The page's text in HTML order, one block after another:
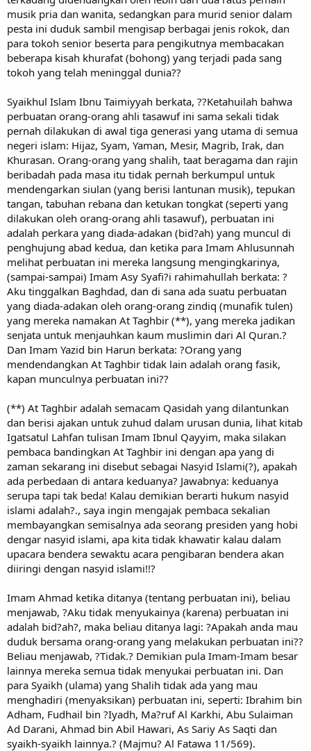
musik pria dan wanita, sedangkan para murid senior dalam
pesta ini duduk sambil mengisap berbagai jenis rokok, dan
para tokoh senior beserta para pengikutnya membacakan
beberapa kisah khurafat (bohong) yang terjadi pada sang
tokoh yang telah meninggal dunia??
Syaikhul Islam Ibnu Taimiyyah berkata, ??Ketahuilah bahwa
perbuatan orang-orang ahli tasawuf ini sama sekali tidak
pernah dilakukan di awal tiga generasi yang utama di semua
negeri islam: Hijaz, Syam, Yaman, Mesir, Magrib, Irak, dan
Khurasan. Orang-orang yang shalih, taat beragama dan rajin
beribadah pada masa itu tidak pernah berkumpul untuk
mendengarkan siulan (yang berisi lantunan musik), tepukan
tangan, tabuhan rebana dan ketukan tongkat (seperti yang
dilakukan oleh orang-orang ahli tasawuf), perbuatan ini
adalah perkara yang diada-adakan (bid?ah) yang muncul di
penghujung abad kedua, dan ketika para Imam Ahlusunnah
melihat perbuatan ini mereka langsung mengingkarinya,
(sampai-sampai) Imam Asy Syafi?i rahimahullah berkata: ?
Aku tinggalkan Baghdad, dan di sana ada suatu perbuatan
yang diada-adakan oleh orang-orang zindiq (munafik tulen)
yang mereka namakan At Taghbir (**), yang mereka jadikan
senjata untuk menjauhkan kaum muslimin dari Al Quran.?
Dan Imam Yazid bin Harun berkata: ?Orang yang
mendendangkan At Taghbir tidak lain adalah orang fasik,
kapan munculnya perbuatan ini??
(**) At Taghbir adalah semacam Qasidah yang dilantunkan
dan berisi ajakan untuk zuhud dalam urusan dunia, lihat kitab
Igatsatul Lahfan tulisan Imam Ibnul Qayyim, maka silakan
pembaca bandingkan At Taghbir ini dengan apa yang di
zaman sekarang ini disebut sebagai Nasyid Islami(?), apakah
ada perbedaan di antara keduanya? Jawabnya: keduanya
serupa tapi tak beda! Kalau demikian berarti hukum nasyid
islami adalah?., saya ingin mengajak pembaca sekalian
membayangkan semisalnya ada seorang presiden yang hobi
dengar nasyid islami, apa kita tidak khawatir kalau dalam
upacara bendera sewaktu acara pengibaran bendera akan
diiringi dengan nasyid islami!!?
Imam Ahmad ketika ditanya (tentang perbuatan ini), beliau
menjawab, ?Aku tidak menyukainya (karena) perbuatan ini
adalah bid?ah?, maka beliau ditanya lagi: ?Apakah anda mau
duduk bersama orang-orang yang melakukan perbuatan ini??
Beliau menjawab, ?Tidak.? Demikian pula Imam-Imam besar
lainnya mereka semua tidak menyukai perbuatan ini. Dan
para Syaikh (ulama) yang Shalih tidak ada yang mau
menghadiri (menyaksikan) perbuatan ini, seperti: Ibrahim bin
Adham, Fudhail bin ?Iyadh, Ma?ruf Al Karkhi, Abu Sulaiman
Ad Darani, Ahmad bin Abil Hawari, As Sariy As Saqti dan
syaikh-syaikh lainnya.? (Majmu? Al Fatawa 11/569).